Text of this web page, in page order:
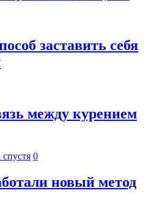
заставить себя
между курением
спустя 0
новый метод